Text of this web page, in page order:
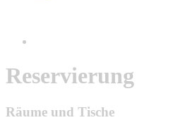
Reservierung
Räume und Tische